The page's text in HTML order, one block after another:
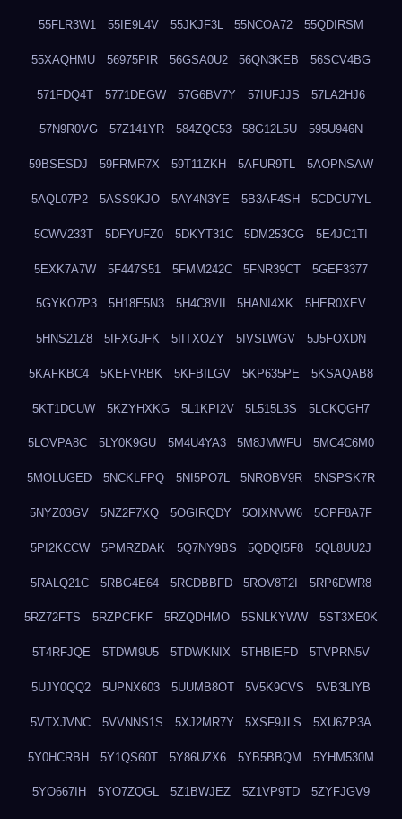
55FLR3W1 55IE9L4V 55JKJF3L 55NCOA72 55QDIRSM
55XAQHMU 56975PIR 56GSA0U2 56QN3KEB 56SCV4BG
571FDQ4T 5771DEGW 57G6BV7Y 57IUFJJS 57LA2HJ6
57N9R0VG 57Z141YR 584ZQC53 58G12L5U 595U946N
59BSESDJ 59FRMR7X 59T11ZKH 5AFUR9TL 5AOPNSAW
5AQL07P2 5ASS9KJO 5AY4N3YE 5B3AF4SH 5CDCU7YL
5CWV233T 5DFYUFZ0 5DKYT31C 5DM253CG 5E4JC1TI
5EXK7A7W 5F447S51 5FMM242C 5FNR39CT 5GEF3377
5GYKO7P3 5H18E5N3 5H4C8VII 5HANI4XK 5HER0XEV
5HNS21Z8 5IFXGJFK 5IITXOZY 5IVSLWGV 5J5FOXDN
5KAFKBC4 5KEFVRBK 5KFBILGV 5KP635PE 5KSAQAB8
5KT1DCUW 5KZYHXKG 5L1KPI2V 5L515L3S 5LCKQGH7
5LOVPA8C 5LY0K9GU 5M4U4YA3 5M8JMWFU 5MC4C6M0
5MOLUGED 5NCKLFPQ 5NI5PO7L 5NROBV9R 5NSPSK7R
5NYZ03GV 5NZ2F7XQ 5OGIRQDY 5OIXNVW6 5OPF8A7F
5PI2KCCW 5PMRZDAK 5Q7NY9BS 5QDQI5F8 5QL8UU2J
5RALQ21C 5RBG4E64 5RCDBBFD 5ROV8T2I 5RP6DWR8
5RZ72FTS 5RZPCFKF 5RZQDHMO 5SNLKYWW 5ST3XE0K
5T4RFJQE 5TDWI9U5 5TDWKNIX 5THBIEFD 5TVPRN5V
5UJY0QQ2 5UPNX603 5UUMB8OT 5V5K9CVS 5VB3LIYB
5VTXJVNC 5VVNNS1S 5XJ2MR7Y 5XSF9JLS 5XU6ZP3A
5Y0HCRBH 5Y1QS60T 5Y86UZX6 5YB5BBQM 5YHM530M
5YO667IH 5YO7ZQGL 5Z1BWJEZ 5Z1VP9TD 5ZYFJGV9